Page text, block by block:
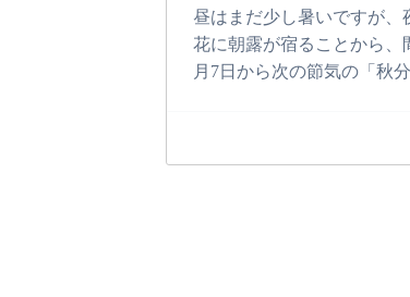
昼はまだ少し暑いですが
花に朝露が宿ることから、
月7日から次の節気の「秋